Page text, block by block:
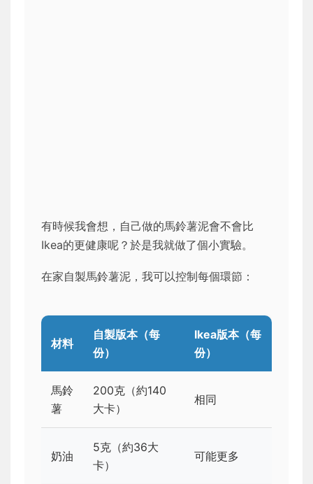
有時候我會想，自己做的馬鈴薯泥會不會比
Ikea的更健康呢？於是我就做了個小實驗。
在家自製馬鈴薯泥，我可以控制每個環節：
材料
自製版本（每
份）
Ikea版本（每
份）
馬鈴
薯
200克（約140
大卡）
相同
奶油
5克（約36大
卡）
可能更多